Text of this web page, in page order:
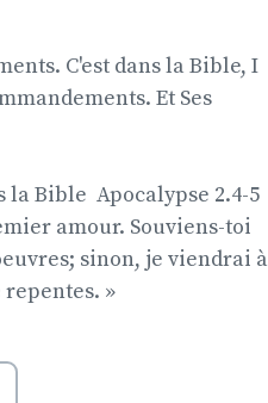
C'est dans la Bible, I
Et Ses
Bible  Apocalypse 2.4-5
amour. Souviens-toi
sinon, je viendrai à
»